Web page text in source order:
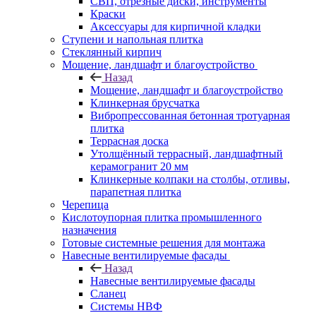
Краски
Аксессуары для кирпичной кладки
Ступени и напольная плитка
Cтеклянный кирпич
Мощение, ландшафт и благоустройство
Назад
Мощение, ландшафт и благоустройство
Клинкерная брусчатка
Вибропрессованная бетонная тротуарная
плитка
Террасная доска
Утолщённый террасный, ландшафтный
керамогранит 20 мм
Клинкерные колпаки на столбы, отливы,
парапетная плитка
Черепица
Кислотоупорная плитка промышленного
назначения
Готовые системные решения для монтажа
Навесные вентилируемые фасады
Назад
Навесные вентилируемые фасады
Сланец
Системы НВФ